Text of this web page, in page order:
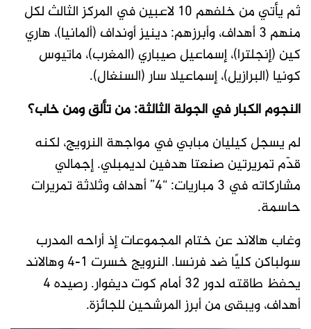
ثم يأتي من خلفهم 10 لاعبين في المركز الثالث لكل
منهم 3 أهداف، وأبرزهم: دينيز أونداف (ألمانيا)، هاري
كين (إنجلترا)، إسماعيل صيباري (المغرب)، ماتيوس
كونيا (البرازيل)، إسماعيلا سار (السنغال).
النجوم الكبار في الجولة الثالثة: من تألق ومن خاب؟
لم يسجل كيليان مبابي في مواجهة النرويج، لكنه
قدّم تمريرتين صنعتا هدفين لديمبلي. إجمالي
مشاركاته في 3 مباريات: “4” أهداف وثلاثة تمريرات
حاسمة.
وغاب هالاند عن ختام المجموعات إذ أراحه المدرب
سولباكن كليًا ضد فرنسا. النرويج خسرت 1-4 وهالاند
يحفظ طاقته لدور 32 أمام كوت ديفوار. رصيده 4
أهداف، ويبقى من أبرز المرشحين للجائزة.